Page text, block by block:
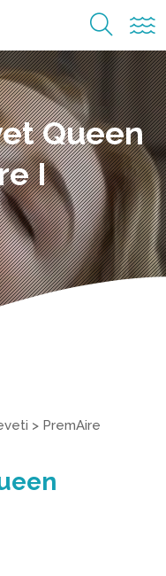
Queen
I
> PremAire